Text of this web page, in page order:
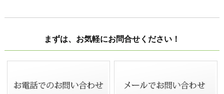
まずは、お気軽にお問合せください！